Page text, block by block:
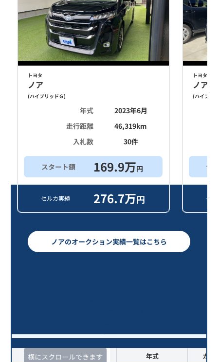
トヨタ
ノア
(ハイブリッドＧ)
年式
2023年6月
走行距離
46,319km
入札数
30件
スタート額 169.9万円
セルカ実績 276.7万円
トヨタ
ノア
(ハイブリ
他
セ
ノアのオークション実績一覧はこちら
横にスクロールできます
査定時期 セルカ実績 年式 カラ